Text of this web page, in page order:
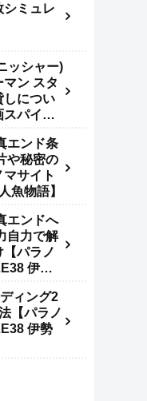
シミュレ
ッシャー)
マン スタ
しについ
スパイダ
エンド条
や秘密の
サイト
魚物語】
エンドへ
自力で解
【パラノ
伊勢
ィング2
【パラノ
伊勢